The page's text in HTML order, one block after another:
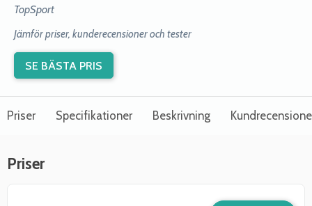
TopSport
Jämför priser, kunderecensioner och tester
SE BÄSTA PRIS
Priser Specifikationer Beskrivning
Priser